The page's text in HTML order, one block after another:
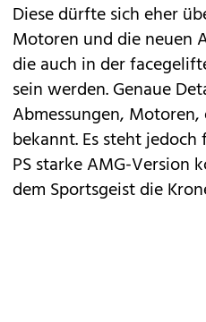
Diese dürfte sich eher
Motoren und die neuen
die auch in der
sein werden. Genaue
Abmessungen,
bekannt. Es steht
PS starke AMG-Version
dem Sportsgeist die